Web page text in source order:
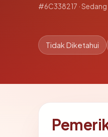
#6C338217 · Sedang
Tidak Diketahui